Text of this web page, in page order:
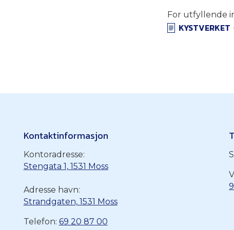
For utfyllende
KYSTVERKET
Kontaktinformasjon
Kontoradresse:
Stengata 1, 1531 Moss
Adresse havn:
Strandgaten, 1531 Moss
Telefon: 69 20 87 00